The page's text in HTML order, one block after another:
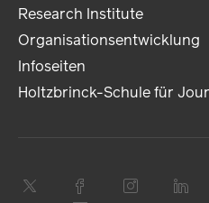
Research Institute
Organisationsentwicklung
Infoseiten
Holtzbrinck-Schule für